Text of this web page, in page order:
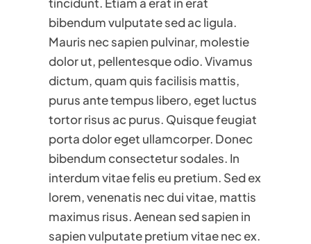
bibendum vulputate sed ac ligula.
Mauris nec sapien pulvinar, molestie
dolor ut, pellentesque odio. Vivamus
dictum, quam quis facilisis mattis,
purus ante tempus libero, eget luctus
tortor risus ac purus. Quisque feugiat
porta dolor eget ullamcorper. Donec
bibendum consectetur sodales. In
interdum vitae felis eu pretium. Sed ex
lorem, venenatis nec dui vitae, mattis
maximus risus. Aenean sed sapien in
sapien vulputate pretium vitae nec ex.